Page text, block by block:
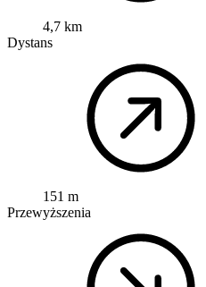
4,7 km
Dystans
151 m
Przewyższenia